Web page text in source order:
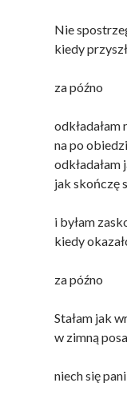
Nie
kiedy
za późno
odkładałam
na po
jak skończę
i byłam
kiedy
za późno
Stałam jak
w zimną
niech się